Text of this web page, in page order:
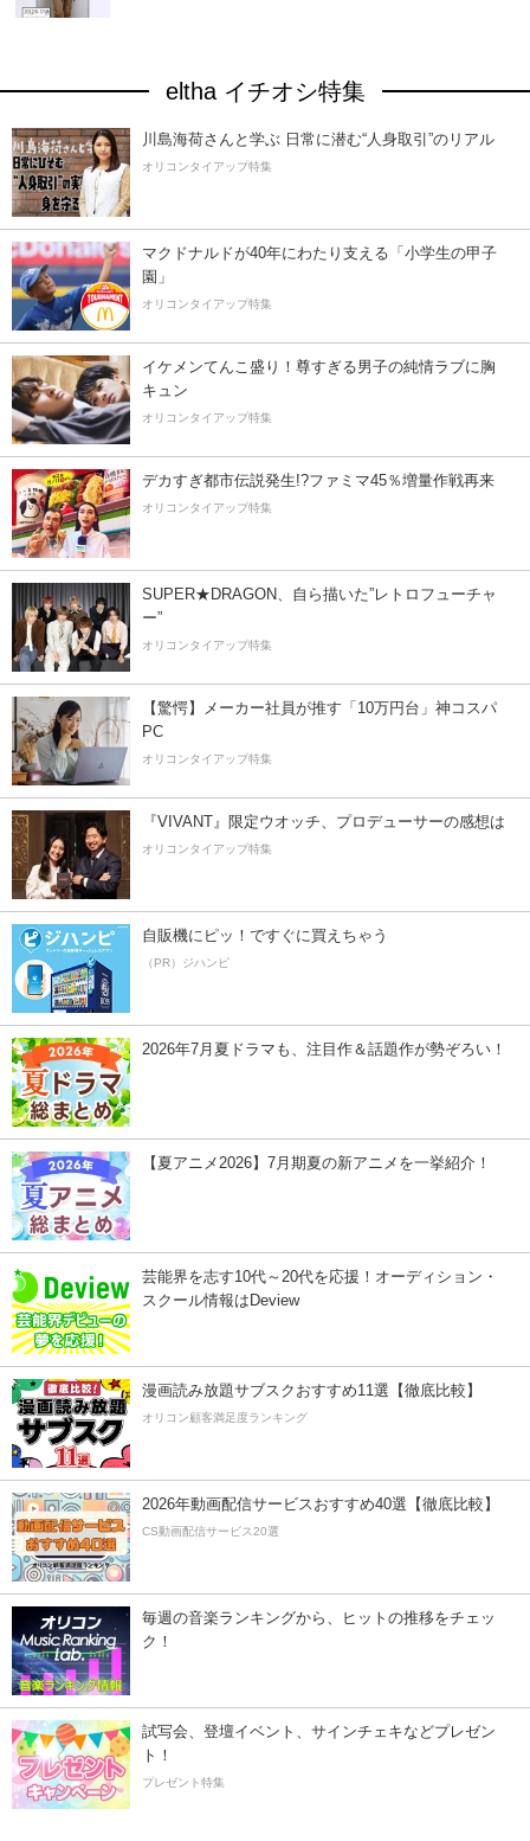
eltha イチオシ特集
川島海荷さんと学ぶ 日常に潜む“人身取引”のリアル
オリコンタイアップ特集
マクドナルドが40年にわたり支える「小学生の甲子
園」
オリコンタイアップ特集
イケメンてんこ盛り！尊すぎる男子の純情ラブに胸
キュン
オリコンタイアップ特集
デカすぎ都市伝説発生!?ファミマ45％増量作戦再来
オリコンタイアップ特集
SUPER★DRAGON、自ら描いた”レトロフューチャ
ー”
オリコンタイアップ特集
【驚愕】メーカー社員が推す「10万円台」神コスパ
PC
オリコンタイアップ特集
『VIVANT』限定ウオッチ、プロデューサーの感想は
オリコンタイアップ特集
自販機にピッ！ですぐに買えちゃう
（PR）ジハンピ
2026年7月夏ドラマも、注目作＆話題作が勢ぞろい！
【夏アニメ2026】7月期夏の新アニメを一挙紹介！
芸能界を志す10代～20代を応援！オーディション・
スクール情報はDeview
漫画読み放題サブスクおすすめ11選【徹底比較】
オリコン顧客満足度ランキング
2026年動画配信サービスおすすめ40選【徹底比較】
CS動画配信サービス20選
毎週の音楽ランキングから、ヒットの推移をチェッ
ク！
試写会、登壇イベント、サインチェキなどプレゼン
ト！
プレゼント特集